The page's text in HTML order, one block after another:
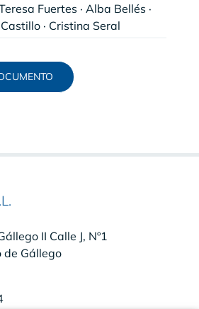
Fuertes · Alba Bellés ·
· Cristina Seral
II Calle J, Nº1
de Gállego